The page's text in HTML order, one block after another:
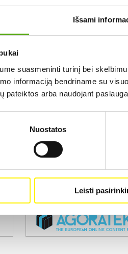
Išsami
suasmeninti turinį bei
informaciją bendriname su
pateiktos arba naudojant
Nuostatos
Leisti